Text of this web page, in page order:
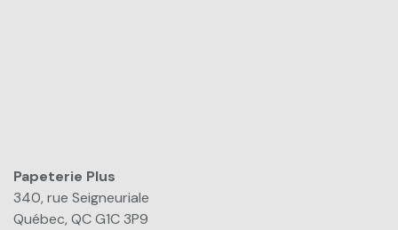
Papeterie Plus​
340, rue Seigneuriale
Québec, QC G1C 3P9